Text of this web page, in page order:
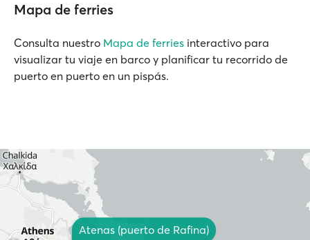
Mapa de ferries
Consulta nuestro Mapa de ferries interactivo para
visualizar tu viaje en barco y planificar tu recorrido de
puerto en puerto en un pispás.
Atenas (puerto de Rafina)